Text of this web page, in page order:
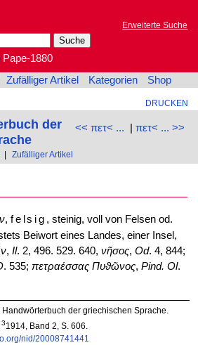
Erweiterte Suche
Pape-1880
Zufälliger Artikel Kategorien Shop
DRUCKEN
<< πετ< ... | πετ< ... >>
der
Zufälliger Artikel
, felsig , steinig, voll von Felsen od.
Beiwort eines Landes, einer Insel,
, Il. 2, 496. 529. 640, νῆσος, Od. 4, 844;
. 535; πετραέσσας Πυϑῶνος, Pind. Ol.
der griechischen Sprache.
31914, Band 2, S. 606.
nid/20008741441